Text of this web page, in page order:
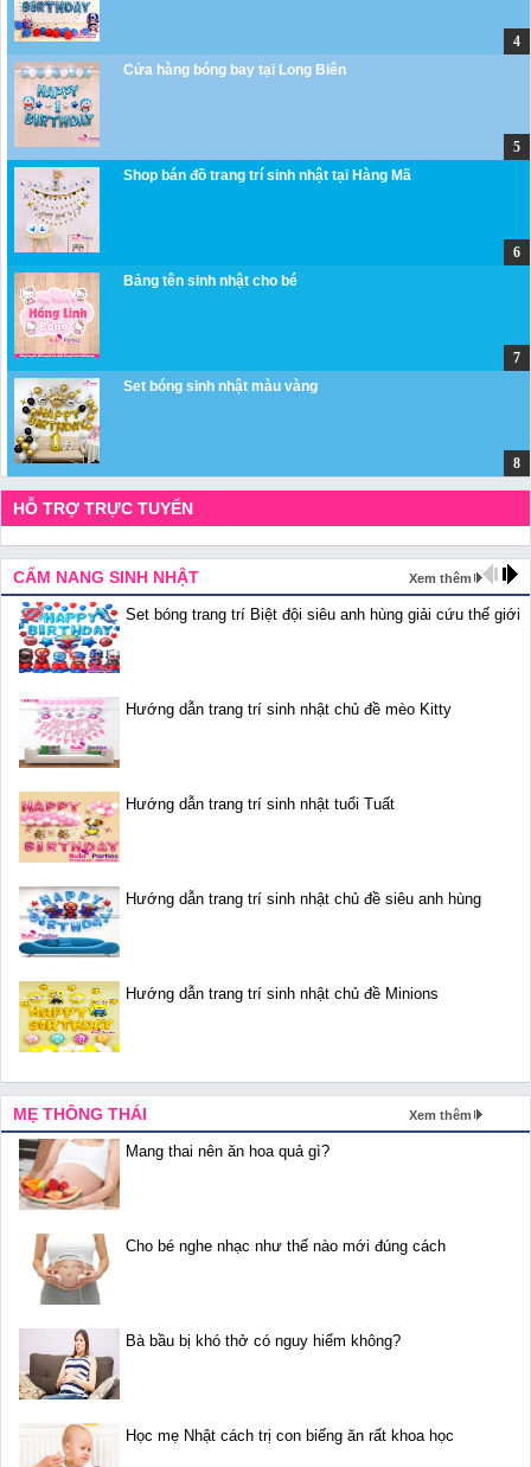
Cửa hàng bóng bay tại Long Biên
Shop bán đồ trang trí sinh nhật tại Hàng Mã
Bảng tên sinh nhật cho bé
Set bóng sinh nhật màu vàng
HỖ TRỢ TRỰC TUYẾN
CẨM NANG SINH NHẬT Xem thêm
Set bóng trang trí Biệt đội siêu anh hùng giải cứu thế giới
Hướng dẫn trang trí sinh nhật chủ đề mèo Kitty
Hướng dẫn trang trí sinh nhật tuổi Tuất
Hướng dẫn trang trí sinh nhật chủ đề siêu anh hùng
Hướng dẫn trang trí sinh nhật chủ đề Minions
MẸ THÔNG THÁI Xem thêm
Mang thai nên ăn hoa quả gì?
Cho bé nghe nhạc như thế nào mới đúng cách
Bà bầu bị khó thở có nguy hiểm không?
Học mẹ Nhật cách trị con biếng ăn rất khoa học